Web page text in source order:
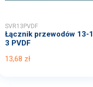
SVR13PVDF
Łącznik przewodów 13-1
3 PVDF
13,68 zł